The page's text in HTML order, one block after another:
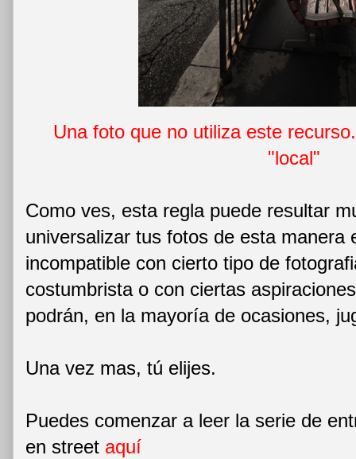
Una foto que no utiliza este
"local"
Como ves, esta regla puede resultar
universalizar tus fotos de esta manera
incompatible con cierto tipo de
costumbrista o con ciertas
podrán, en la mayoría de ocasiones,
Una vez mas, tú elijes.
Puedes comenzar a leer la serie de
en street aquí